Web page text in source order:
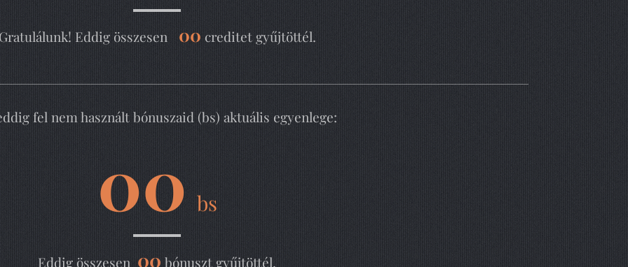
Eddig összesen 00 creditet gyűjtöttél.
fel nem használt bónuszaid (bs) aktuális egyenlege:
00 bs
Eddig összesen00 bónuszt gyűjtöttél.